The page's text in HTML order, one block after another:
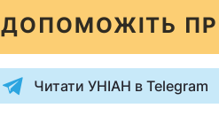
ДОПОМОЖІТЬ
Читати УНІАН в Telegram